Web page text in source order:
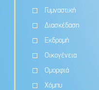
Γυμναστική
Διασκέδαση
Εκδρομή
Οικογένεια
Ομορφιά
Χόμπυ